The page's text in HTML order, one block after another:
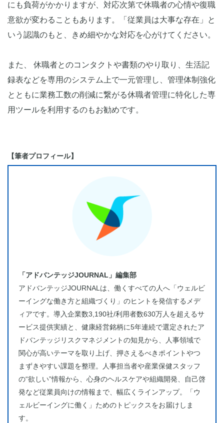
にも負荷がかかりますが、対応次第で休職者の心情や復職
意欲が変わることもあります。「従業員は大事な存在」と
いう認識のもと、きめ細やかな対応を心がけてください。
また、 休職者とのコンタクトや書類のやり取り、生活記
録表などを専用のシステム上で一元管理し、管理体制強化
とともに業務工数の削減に繋がる休職者管理に特化した専
用ツールを利用するのもお勧めです。
【筆者プロフィール】
「アドバンテッジJOURNAL」編集部
アドバンテッジJOURNALは、働くすべての人へ「ウェルビ
ーイングな働き方と組織づくり」のヒントを発信するメデ
ィアです。導入企業数3,190社/利用者数630万人を超えるサ
ービス提供実績と、健康経営銘柄に5年連続で選定されたア
ドバンテッジリスクマネジメントの知見から、人事領域で
関心が高いテーマを取り上げ、押さえるべきポイントやつ
まずきやすい課題を整理。人事担当者や産業保健スタッフ
の“欲しい”情報から、心身のヘルスケアや組織開発、自己啓
発など従業員向けの情報まで、幅広くラインアップ。「ウ
ェルビーイングに働く」ためのトピックスをお届けしま
す。